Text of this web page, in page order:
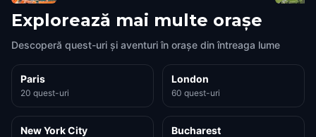
Explorează mai multe orașe
Descoperă quest-uri și aventuri în orașe din întreaga lume
Paris
20 quest-uri
London
60 quest-uri
New York City Bucharest